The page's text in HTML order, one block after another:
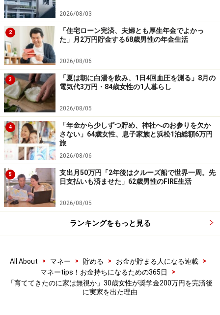
の公式情報をご確認ください。
【編集部からのお知らせ】
・「家計」について、アンケート（2026/8/31まで）
中です！
※抽選で20名にAmazonギフト券1000円分プレゼント
※謝礼付きの限定アンケートやモニター企画に参加が可能に
なります
2026/08/03
2
「住宅ローン完済、夫婦とも厚生年金でよかっ
た」月2万円貯金する68歳男性の年金生活
2026/08/06
3
「夏は朝に白湯を飲み、1日4回血圧を測る」8月の
電気代3万円・84歳女性の1人暮らし
2026/08/05
4
「年金から少しずつ貯め、神社へのお参りを欠か
さない」64歳女性、息子家族と浜松1泊総額6万円
旅
2026/08/06
5
支出月50万円「2年後はクルーズ船で世界一周。先
日支払いも済ませた」62歳男性のFIRE生活
2026/08/05
ランキングをもっと見る
All About > マネー > 貯める > お金が貯まる人になる連載
>
マネーtips！お金持ちになるための365日
>
「育ててきたのに家は無視か」30歳女性が奨学金200万円を完済後
に実家を出た理由